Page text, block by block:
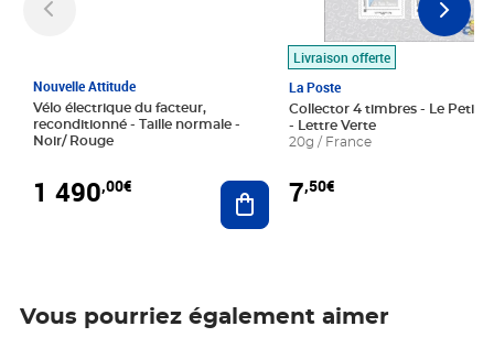
Nouvelle Attitude
Vélo électrique du facteur,
reconditionné - Taille normale -
Noir/ Rouge
1 490,00€ Ajouter au panier
Livraison offerte
La Poste
Collector 4 timbres - Le Petit
- Lettre Verte
20g / France
7,50€
Vous pourriez également aimer